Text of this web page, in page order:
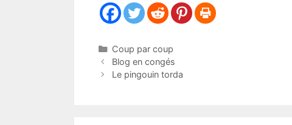
Catégories
Coup par coup
Blog en congés
Le pingouin torda